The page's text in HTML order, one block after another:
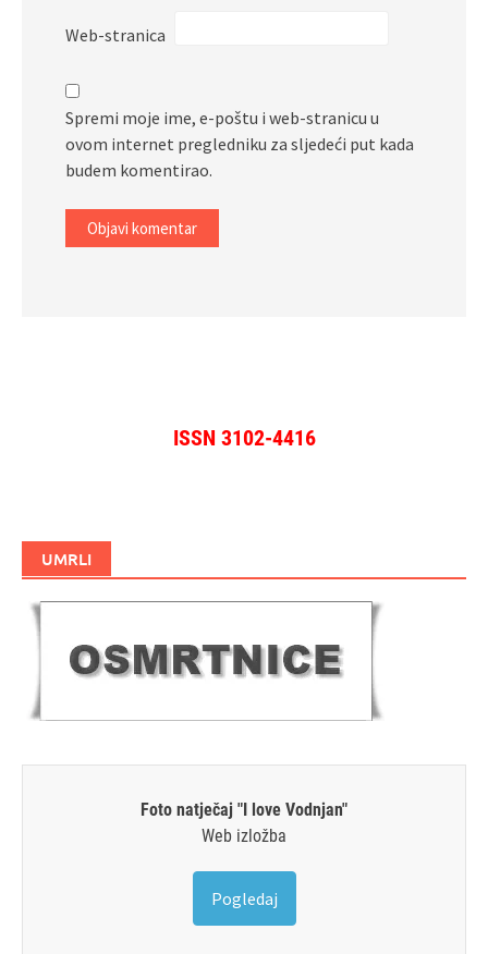
Web-stranica
Spremi moje ime, e-poštu i web-stranicu u
ovom internet pregledniku za sljedeći put kada
budem komentirao.
ISSN 3102-4416
UMRLI
Foto natječaj "I love Vodnjan"
Web izložba
Pogledaj